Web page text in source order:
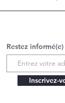
Restez
Inscrivez-